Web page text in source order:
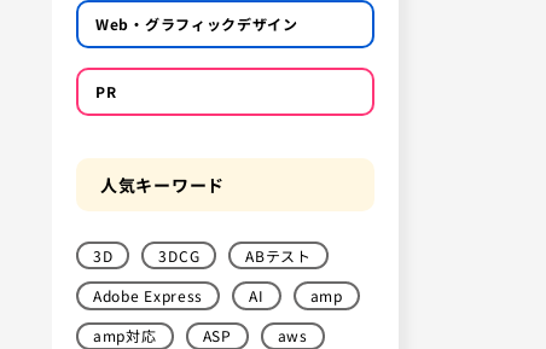
Web・グラフィックデザイン
PR
人気キーワード
3D 3DCG
ABテスト
Adobe Express
AI
amp
amp対応
ASP aws